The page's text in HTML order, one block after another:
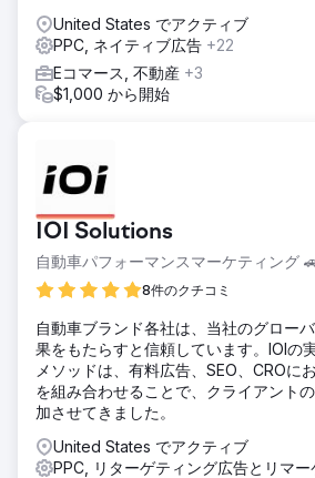
United States でアクティブ
PPC, ネイティブ広告 +22
Eコマース, 不動産 +3
$1,000 から開始
IOI Solutions
自動車パフォーマンスマーケティング
8件のクチコミ
自動車ブランド各社は、当社のグロー
果をもたらすと信頼しています。IOIの
メソッドは、有料広告、SEO、CROに
を組み合わせることで、クライアント
加させてきました。
United States でアクティブ
PPC, リターゲティング広告とリマ